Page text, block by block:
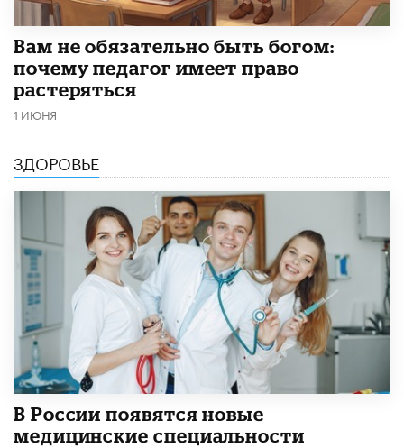
​Вам не обязательно быть богом:
почему педагог имеет право
растеряться
1 ИЮНЯ
ЗДОРОВЬЕ
В России появятся новые
медицинские специальности